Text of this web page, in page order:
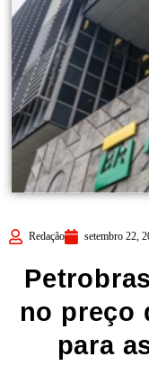
Redação setembro 22,
no preço
para